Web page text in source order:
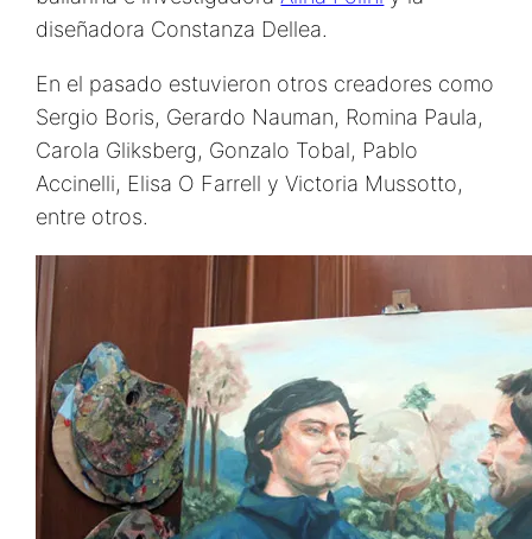
diseñadora Constanza Dellea.
En el pasado estuvieron otros creadores como
Sergio Boris, Gerardo Nauman, Romina Paula,
Carola Gliksberg, Gonzalo Tobal, Pablo
Accinelli, Elisa O Farrell y Victoria Mussotto,
entre otros.